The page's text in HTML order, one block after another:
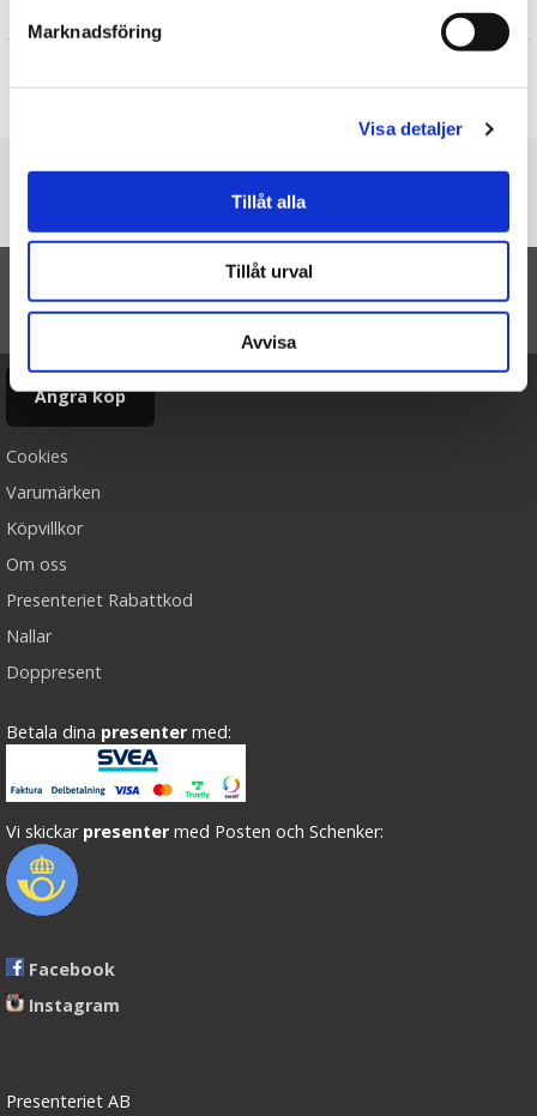
Marknadsföring
Visa detaljer
Tillåt alla
Tillåt urval
Avvisa
Du är här
Startsidan
TILL TOPPEN
Ångra köp
Cookies
Varumärken
Köpvillkor
Om oss
Presenteriet Rabattkod
Nallar
Doppresent
Betala dina presenter med:
Vi skickar presenter med Posten och Schenker:
Facebook
Instagram
Presenteriet AB